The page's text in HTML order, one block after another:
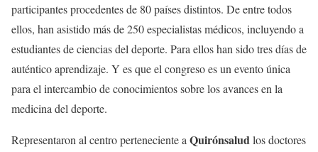
participantes procedentes de 80 países distintos. De entre todos
ellos, han asistido más de 250 especialistas médicos, incluyendo a
estudiantes de ciencias del deporte. Para ellos han sido tres días de
auténtico aprendizaje. Y es que el congreso es un evento única
para el intercambio de conocimientos sobre los avances en la
medicina del deporte.
Representaron al centro perteneciente a Quirónsaludlos doctores